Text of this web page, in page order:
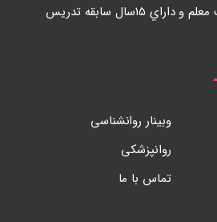
هئيت علمی دانشگاه تربيت معلم و داراي ١٥سال سابقه تدريس
وبینار روانشناسی
روانپزشکی
تماس با ما